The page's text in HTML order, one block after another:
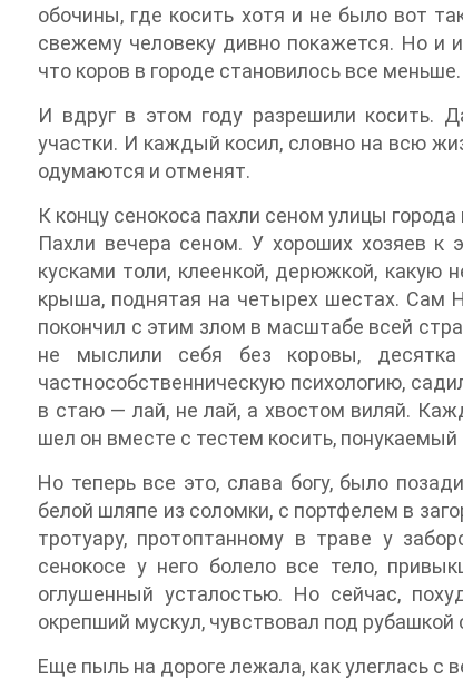
обочины, где косить хотя и не было вот
свежему человеку дивно покажется. Но и
что коров в городе становилось все меньше.
И вдруг в этом году разрешили косить.
участки. И каждый косил, словно на всю
одумаются и отменят.
К концу сенокоса пахли сеном улицы
Пахли вечера сеном. У хороших хозяев к
кусками толи, клеенкой, дерюжкой, какую
крыша, поднятая на четырех шестах. Сам
покончил с этим злом в масштабе всей
не мыслили себя без коровы,
частнособственническую психологию,
в стаю — лай, не лай, а хвостом виляй.
шел он вместе с тестем косить,
Но теперь все это, слава богу, было
белой шляпе из соломки, с портфелем в
тротуару, протоптанному в траве у
сенокосе у него болело все тело,
оглушенный усталостью. Но сейчас,
окрепший мускул, чувствовал под рубашкой
Еще пыль на дороге лежала, как улеглась с